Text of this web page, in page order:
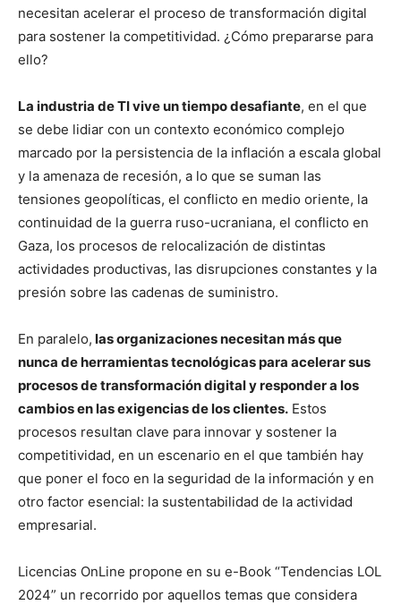
necesitan acelerar el proceso de transformación digital
para sostener la competitividad. ¿Cómo prepararse para
ello?
La industria de TI vive un tiempo desafiante, en el que
se debe lidiar con un contexto económico complejo
marcado por la persistencia de la inflación a escala global
y la amenaza de recesión, a lo que se suman las
tensiones geopolíticas, el conflicto en medio oriente, la
continuidad de la guerra ruso-ucraniana, el conflicto en
Gaza, los procesos de relocalización de distintas
actividades productivas, las disrupciones constantes y la
presión sobre las cadenas de suministro.
En paralelo, las organizaciones necesitan más que
nunca de herramientas tecnológicas para acelerar sus
procesos de transformación digital y responder a los
cambios en las exigencias de los clientes. Estos
procesos resultan clave para innovar y sostener la
competitividad, en un escenario en el que también hay
que poner el foco en la seguridad de la información y en
otro factor esencial: la sustentabilidad de la actividad
empresarial.
Licencias OnLine propone en su e-Book “Tendencias LOL
2024” un recorrido por aquellos temas que considera